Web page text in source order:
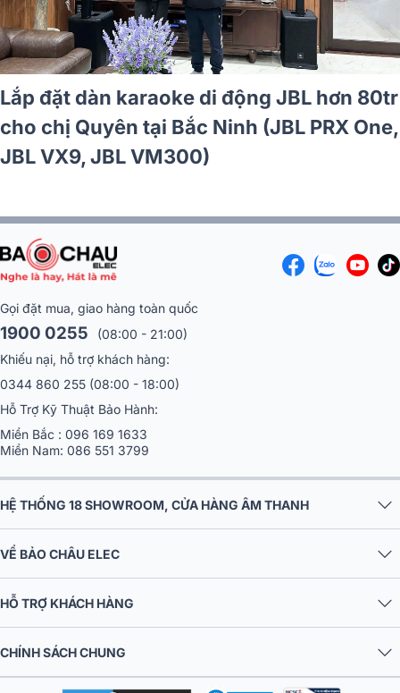
Lắp đặt dàn karaoke di động JBL hơn 80tr
cho chị Quyên tại Bắc Ninh (JBL PRX One,
JBL VX9, JBL VM300)
Gọi đặt mua, giao hàng toàn quốc
1900 0255
(08:00 - 21:00)
Khiếu nại, hỗ trợ khách hàng:
0344 860 255 (08:00 - 18:00)
Hỗ Trợ Kỹ Thuật Bảo Hành:
Miền Bắc : 096 169 1633
Miền Nam: 086 551 3799
HỆ THỐNG 18 SHOWROOM, CỬA HÀNG ÂM THANH
VỀ BẢO CHÂU ELEC
HỖ TRỢ KHÁCH HÀNG
CHÍNH SÁCH CHUNG